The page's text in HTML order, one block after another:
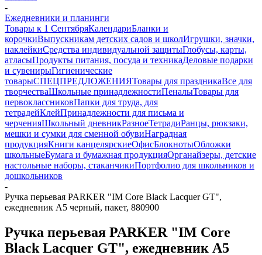
-
Ежедневники и планинги
Товары к 1 СентябряКалендариБланки и
корочкиВыпускникам детских садов и школИгрушки, значки,
наклейкиСредства индивидуальной защитыГлобусы, карты,
атласыПродукты питания, посуда и техникаДеловые подарки
и сувенирыГигиенические
товарыСПЕЦПРЕДЛОЖЕНИЯТовары для праздникаВсе для
творчестваШкольные принадлежностиПеналыТовары для
первоклассниковПапки для труда, для
тетрадейКлейПринадлежности для письма и
черченияШкольный дневникРазноеТетрадиРанцы, рюкзаки,
мешки и сумки для сменной обувиНаградная
продукцияКниги канцелярскиеОфисБлокнотыОбложки
школьныеБумага и бумажная продукцияОрганайзеры, детские
настольные наборы, стаканчикиПортфолио для школьников и
дошкольников
-
Ручка перьевая PARKER "IM Core Black Lacquer GT",
ежедневник А5 черный, пакет, 880900
Ручка перьевая PARKER "IM Core
Black Lacquer GT", ежедневник А5